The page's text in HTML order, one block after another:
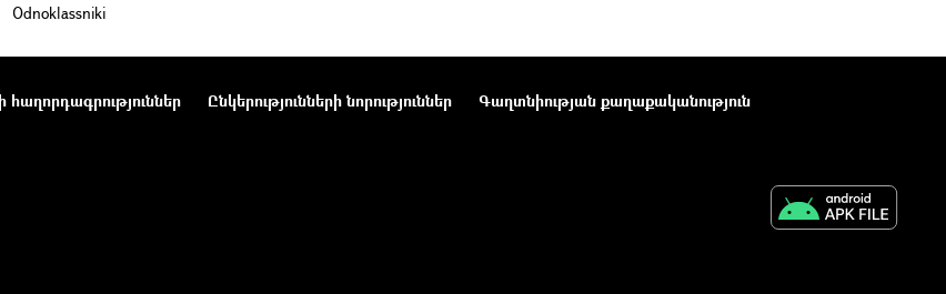
Odnoklassniki
հաղորդագրություններ Ընկերությունների նորություններ
Գաղտնիության քաղաքականություն